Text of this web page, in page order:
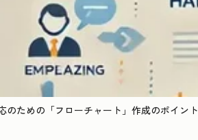
のための「フローチャート」作成のポイント